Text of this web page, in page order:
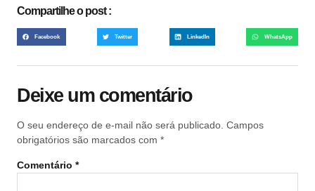
Compartilhe o post :
Facebook Twitter LinkedIn WhatsApp
Deixe um comentário
O seu endereço de e-mail não será publicado. Campos
obrigatórios são marcados com *
Comentário *